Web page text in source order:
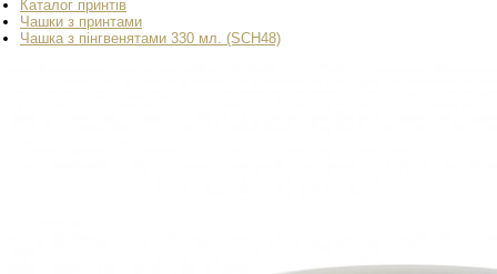
Каталог принтів
Чашки з принтами
Чашка з пінгвенятами 330 мл. (SCH48)